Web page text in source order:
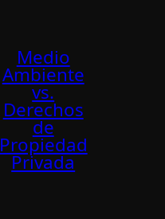
Medio
Ambiente
vs.
Derechos
de
Propiedad
Privada